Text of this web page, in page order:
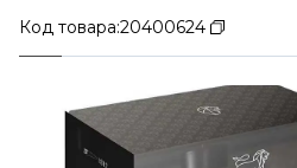
Код товара:20400624